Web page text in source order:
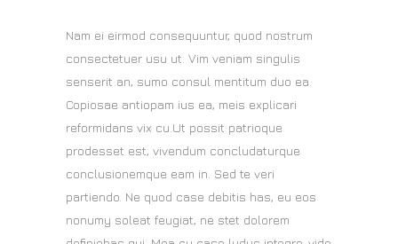
Nam ei eirmod consequuntur, quod nostrum
consectetuer usu ut. Vim veniam singulis
senserit an, sumo consul mentitum duo ea.
Copiosae antiopam ius ea, meis explicari
reformidans vix cu.Ut possit patrioque
prodesset est, vivendum concludaturque
conclusionemque eam in. Sed te veri
partiendo. Ne quod case debitis has, eu eos
nonumy soleat feugiat, ne stet dolorem